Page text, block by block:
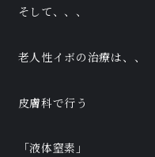
そして、、、
老人性イボの治療は、、
皮膚科で行う
「液体窒素」